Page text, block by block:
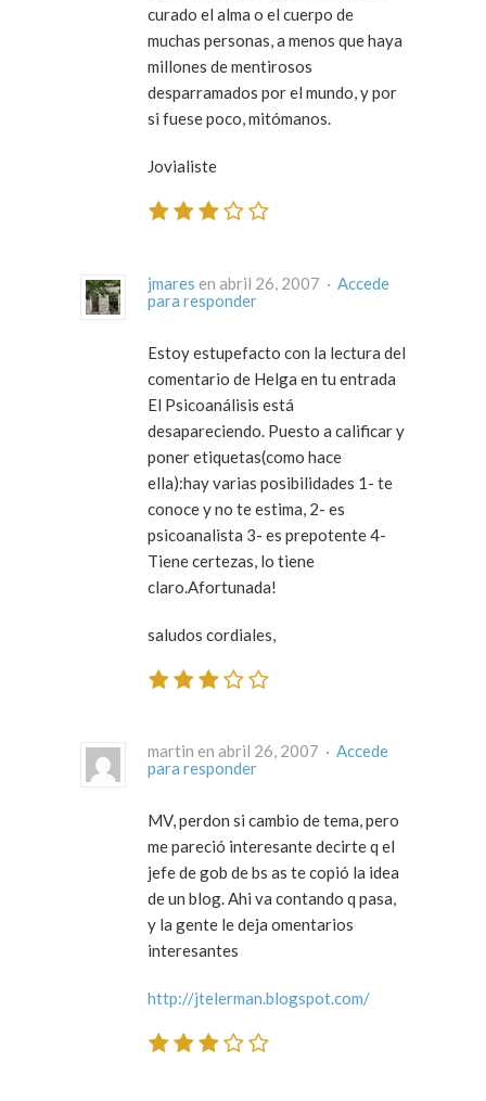
curado el alma o el cuerpo de
muchas personas, a menos que haya
millones de mentirosos
desparramados por el mundo, y por
si fuese poco, mitómanos.
Jovialiste
jmares en abril 26, 2007 · Accede
para responder
Estoy estupefacto con la lectura del
comentario de Helga en tu entrada
El Psicoanálisis está
desapareciendo. Puesto a calificar y
poner etiquetas(como hace
ella):hay varias posibilidades 1- te
conoce y no te estima, 2- es
psicoanalista 3- es prepotente 4-
Tiene certezas, lo tiene
claro.Afortunada!
saludos cordiales,
martin en abril 26, 2007 · Accede
para responder
MV, perdon si cambio de tema, pero
me pareció interesante decirte q el
jefe de gob de bs as te copió la idea
de un blog. Ahi va contando q pasa,
y la gente le deja omentarios
interesantes
http://jtelerman.blogspot.com/